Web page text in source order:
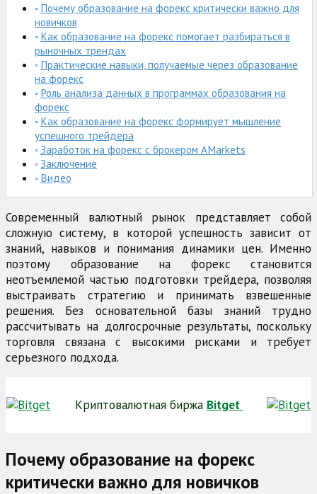
Почему образование на форекс критически важно для
новичков
Как образование на форекс помогает разбираться в
рыночных трендах
Практические навыки, получаемые через образование
на форекс
Роль анализа данных в программах образования на
форекс
Как образование на форекс формирует мышление
успешного трейдера
Заработок на форекс с брокером AMarkets
Заключение
Видео
Современный валютный рынок представляет собой
сложную систему, в которой успешность зависит от
знаний, навыков и понимания динамики цен. Именно
поэтому образование на форекс становится
неотъемлемой частью подготовки трейдера, позволяя
выстраивать стратегию и принимать взвешенные
решения. Без основательной базы знаний трудно
рассчитывать на долгосрочные результаты, поскольку
торговля связана с высокими рисками и требует
серьезного подхода.
Криптовалютная биржа Bitget
Почему образование на форекс
критически важно для новичков